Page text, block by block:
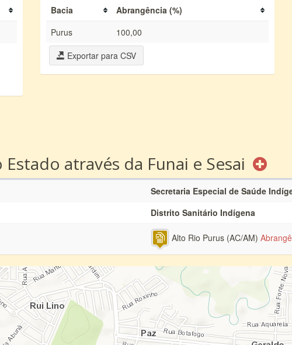
Bacia
Abrangência (%)
Purus
100,00
Exportar para CSV
através da Funai e Sesai
Secretaria Especial de Saúde
Distrito Sanitário Indígena
Alto Rio Purus (AC/AM)